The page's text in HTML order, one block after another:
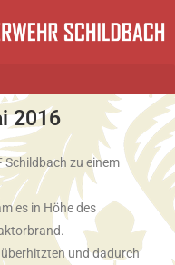
2016
Schildbach zu einem
es in Höhe des
und dadurch